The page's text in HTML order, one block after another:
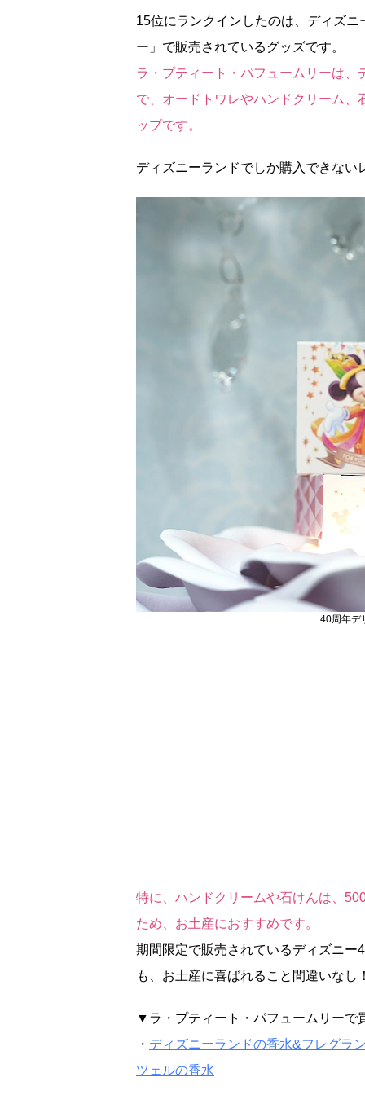
15位にランクインしたのは、ディズ
ー」で販売されているグッズです。
ラ・プティート・パフュームリーは
で、オードトワレやハンドクリーム
ップです。
ディズニーランドでしか購入できな
40周年デ
特に、ハンドクリームや石けんは、
ため、お土産におすすめです。
期間限定で販売されているディズニ
も、お土産に喜ばれること間違いな
▼ラ・プティート・パフュームリーで
・ ディズニーランドの香水&フレグラ
ツェルの香水